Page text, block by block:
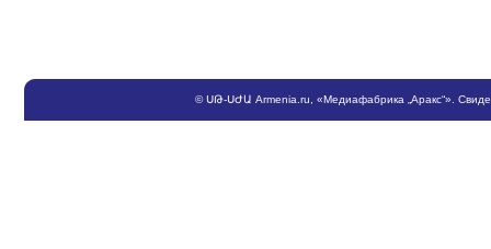
©ՍԹ-ՍԺԱ Armenia.ru , «Медиафабрика „Аракс“».